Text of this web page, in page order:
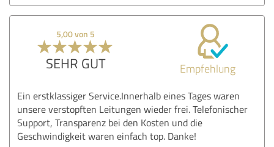
5,00 von 5
SEHR GUT Empfehlung
Ein erstklassiger Service.Innerhalb eines Tages waren
unsere verstopften Leitungen wieder frei. Telefonischer
Support, Transparenz bei den Kosten und die
Geschwindigkeit waren einfach top. Danke!